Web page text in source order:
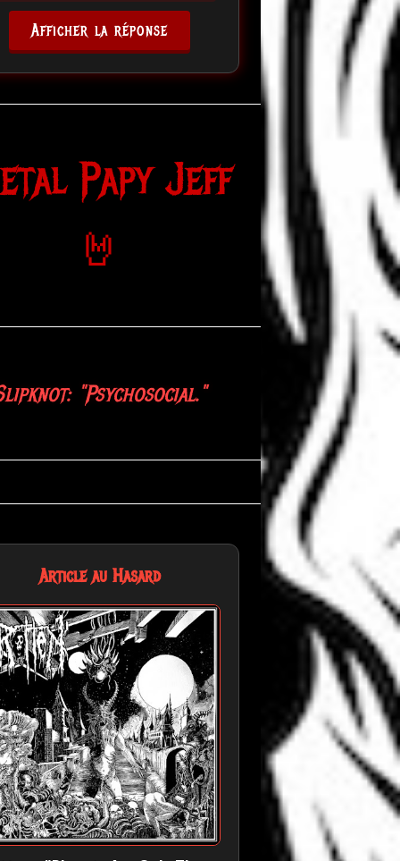
Afficher la réponse
Papy Jeff
🤘
Rammstein: "Du hast."
Article au Hasard